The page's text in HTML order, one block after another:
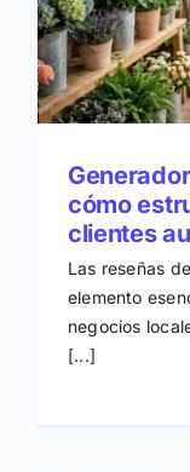
cómo
clientes
Las reseñas
elemento
negocios
[...]